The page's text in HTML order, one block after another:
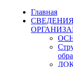
Главная